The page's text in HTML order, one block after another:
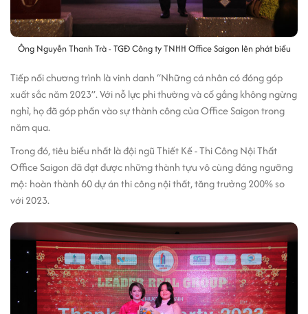
Ông Nguyễn Thanh Trà - TGĐ Công ty TNHH Office Saigon lên phát biểu
Tiếp nối chương trình là vinh danh “Những cá nhân có đóng góp
xuất sắc năm 2023”. Với nỗ lực phi thường và cố gắng không ngừng
nghỉ, họ đã góp phần vào sự thành công của Office Saigon trong
năm qua.
Trong đó, tiêu biểu nhất là đội ngũ Thiết Kế - Thi Công Nội Thất
Office Saigon đã đạt được những thành tựu vô cùng đáng ngưỡng
mộ: hoàn thành 60 dự án thi công nội thất, tăng trưởng 200% so
với 2023.